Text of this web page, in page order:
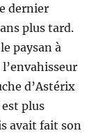
dernier
plus tard.
paysan à
d’Astérix
est plus
avait fait son